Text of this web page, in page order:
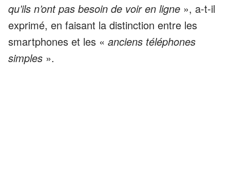
qu’ils n’ont pas besoin de voir en ligne », a-t-il
exprimé, en faisant la distinction entre les
smartphones et les « anciens téléphones
simples ».